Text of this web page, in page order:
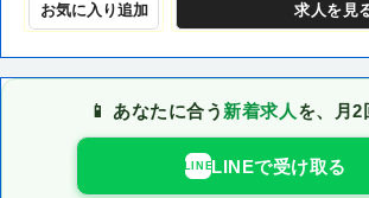
お気に入り追加 求人を見
📱 あなたに合う 新着求人 を、月
LINELINEで受け取る